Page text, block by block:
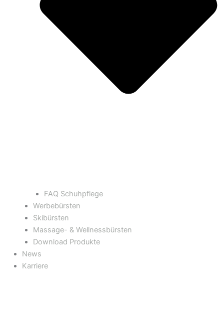
FAQ Schuhpflege
Werbebürsten
Skibürsten
Massage- & Wellnessbürsten
Download Produkte
News
Karriere